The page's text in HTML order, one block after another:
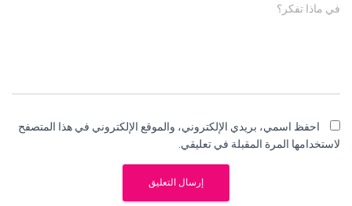
في ماذا تفكر؟
احفظ اسمي، بريدي الإلكتروني، والموقع الإلكتروني في هذا المتصفح
لاستخدامها المرة المقبلة في تعليقي.